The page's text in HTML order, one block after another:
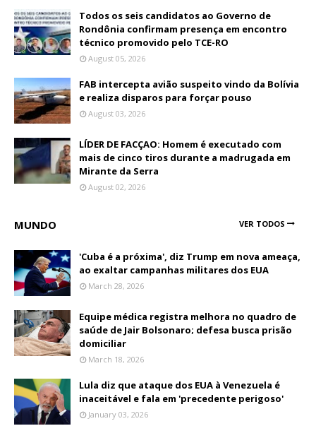
Todos os seis candidatos ao Governo de
Rondônia confirmam presença em encontro
técnico promovido pelo TCE-RO
August 05, 2026
FAB intercepta avião suspeito vindo da Bolívia
e realiza disparos para forçar pouso
August 03, 2026
LÍDER DE FACÇAO: Homem é executado com
mais de cinco tiros durante a madrugada em
Mirante da Serra
August 02, 2026
MUNDO VER TODOS
'Cuba é a próxima', diz Trump em nova ameaça,
ao exaltar campanhas militares dos EUA
March 28, 2026
Equipe médica registra melhora no quadro de
saúde de Jair Bolsonaro; defesa busca prisão
domiciliar
March 18, 2026
Lula diz que ataque dos EUA à Venezuela é
inaceitável e fala em 'precedente perigoso'
January 03, 2026